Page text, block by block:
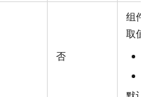
否
组件
取值